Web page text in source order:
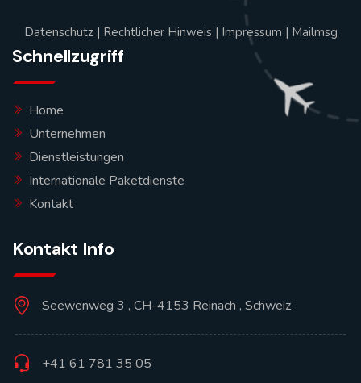
Datenschutz| Rechtlicher Hinweis| Impressum | Mailmsg
Schnellzugriff
Home
Unternehmen
Dienstleistungen
Internationale Paketdienste
Kontakt
Kontakt Info
Seewenweg 3 , CH-4153 Reinach , Schweiz
+41 61 781 35 05